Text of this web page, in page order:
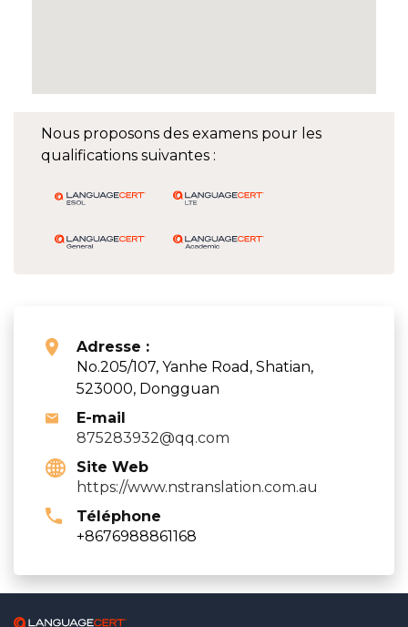
Nous proposons des examens pour les
qualifications suivantes :
Adresse :
No.205/107, Yanhe Road, Shatian,
523000, Dongguan
E-mail
875283932@qq.com
Site Web
https://www.nstranslation.com.au
Téléphone
+8676988861168